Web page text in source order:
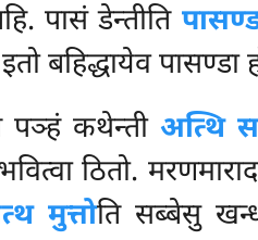
पासं डेन्तीति
बहिद्धायेव पासण्डा
पञ्हं कथेन्ती अत्थि
ठितो.
मुत्तोति सब्बेसु